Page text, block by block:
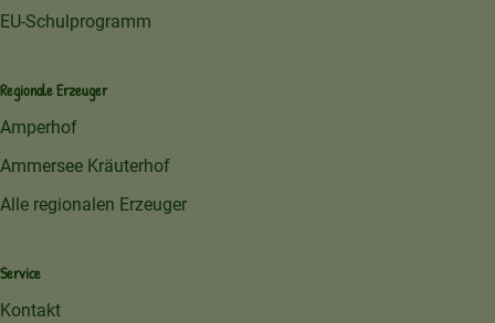
EU-Schulprogramm
Regionale Erzeuger
Amperhof
Ammersee Kräuterhof
Alle regionalen Erzeuger
Service
Kontakt